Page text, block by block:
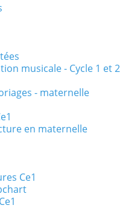
musicale - Cycle 1 et 2
- maternelle
en maternelle
Ce1